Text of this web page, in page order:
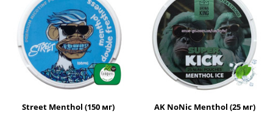
Street Menthol (150 мг) AK NoNic Menthol (25 мг)